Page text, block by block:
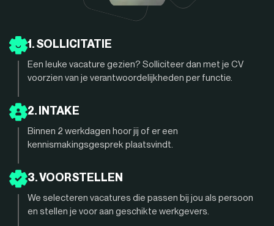
1. SOLLICITATIE
Een leuke vacature gezien? Solliciteer dan met je CV
voorzien van je verantwoordelijkheden per functie.
2. INTAKE
Binnen 2 werkdagen hoor jij of er een
kennismakingsgesprek plaatsvindt.
3. VOORSTELLEN
We selecteren vacatures die passen bij jou als persoon
en stellen je voor aan geschikte werkgevers.